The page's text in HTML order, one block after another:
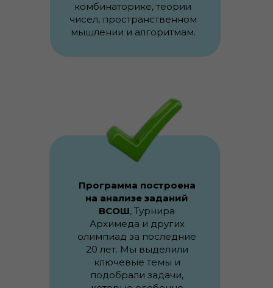
комбинаторике, теории
чисел, пространственном
мышлении и алгоритмам.
Программа построена
на анализе заданий
ВСОШ, Турнира
Архимеда и других
олимпиад за последние
20 лет. Мы выделили
ключевые темы и
подобрали задачи,